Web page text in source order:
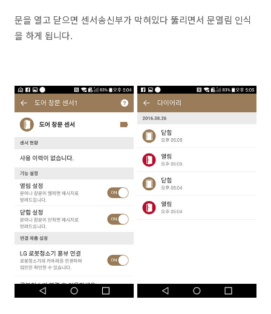
문을 열고 닫으면 센서송신부가 막혀있다 뚫리면서 문열림 인식
을 하게 됩니다.